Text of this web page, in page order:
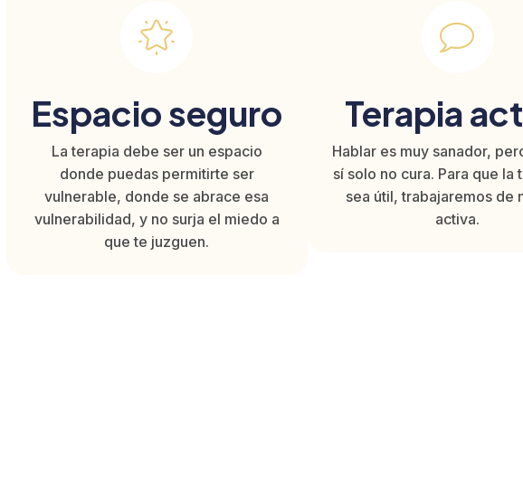
Espacio seguro
La terapia debe ser un espacio
donde puedas permitirte ser
vulnerable, donde se abrace esa
vulnerabilidad, y no surja el miedo a
que te juzguen.
Terapia
Hablar es muy sanador,
sí solo no cura. Para que la
sea útil, trabajaremos de
activa.